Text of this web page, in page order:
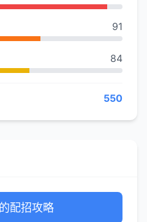
91
84
550
配招攻略